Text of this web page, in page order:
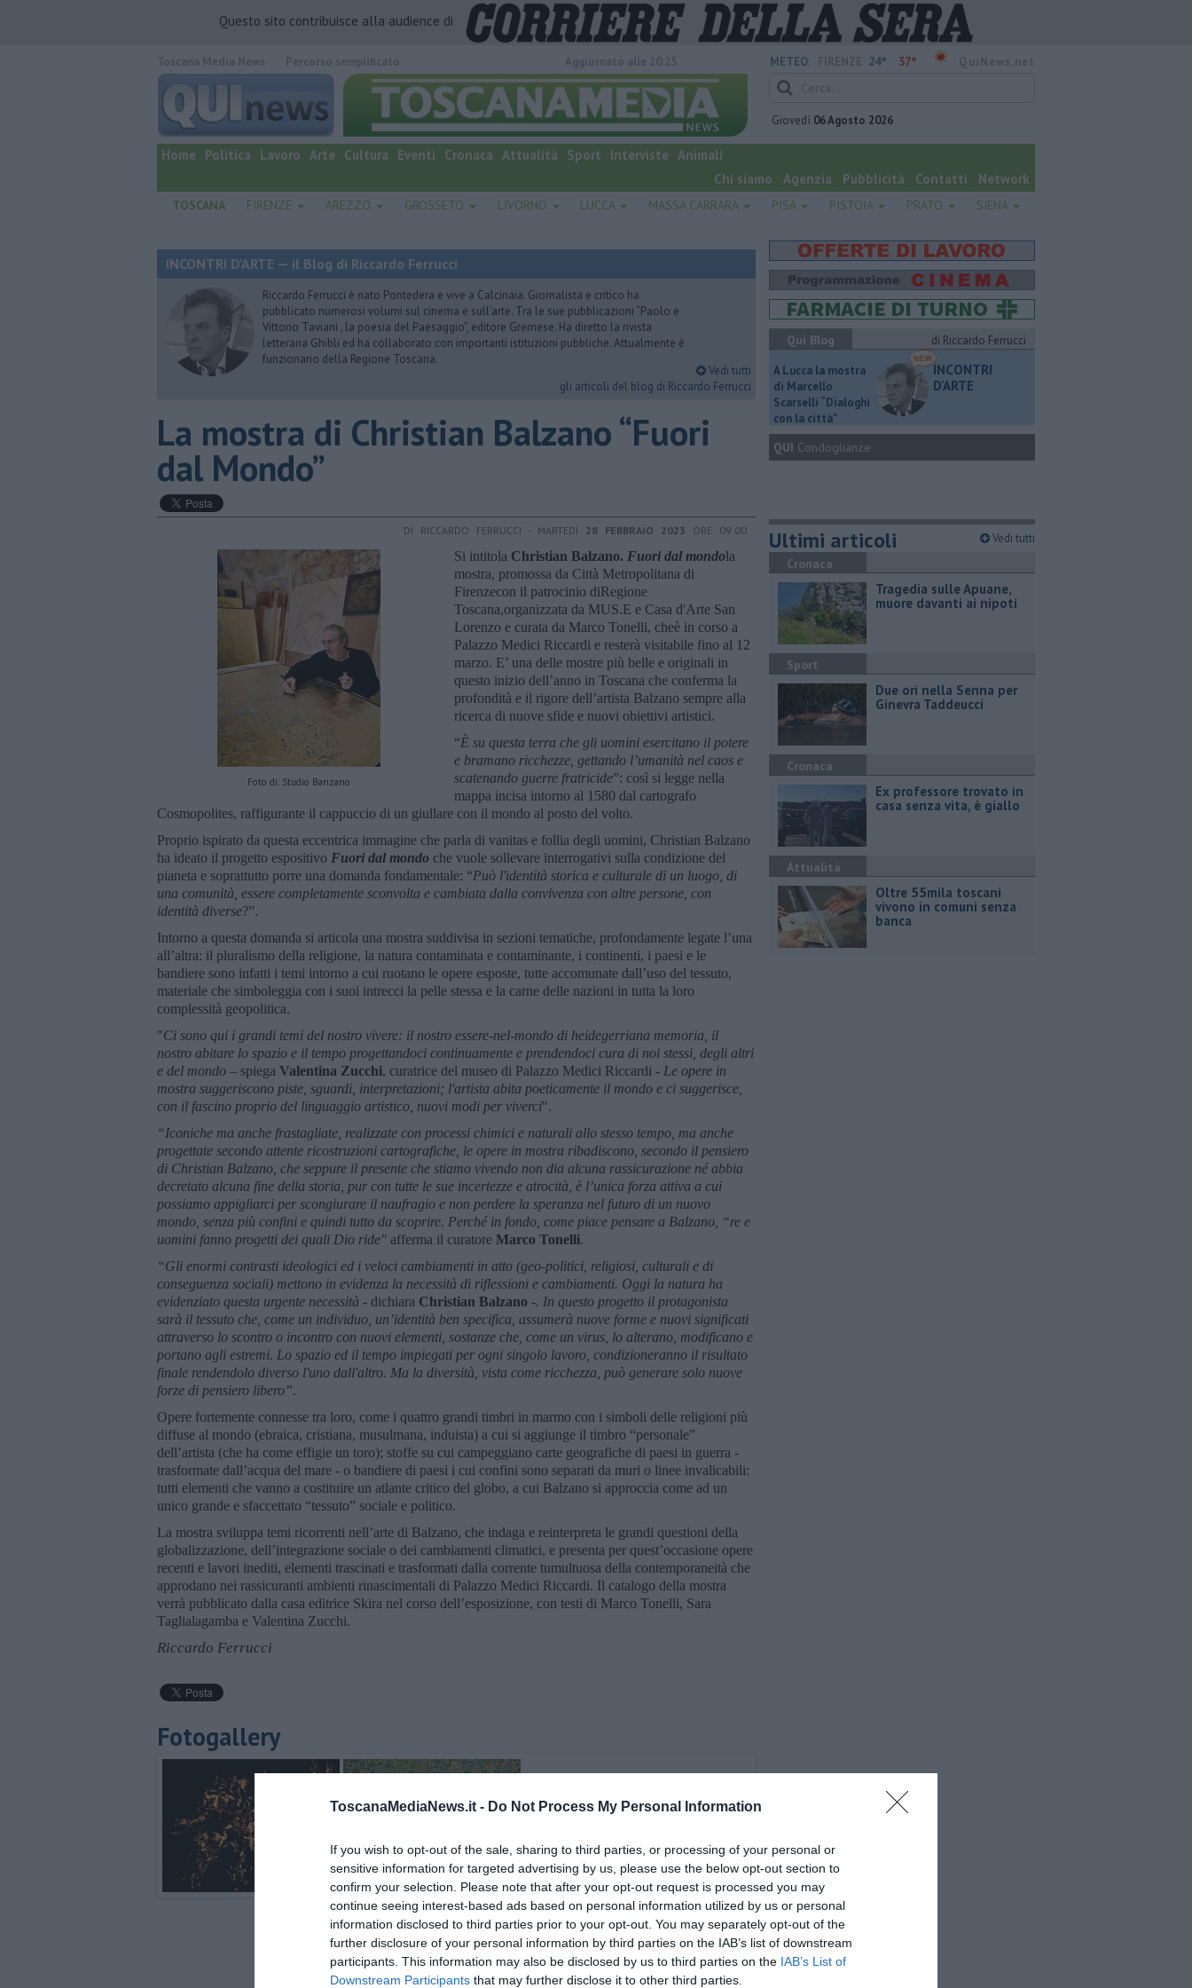
ToscanaMediaNews.it - Do Not Process My Personal Information
If you wish to opt-out of the sale, sharing to third parties, or processing of your personal or
sensitive information for targeted advertising by us, please use the below opt-out section to
confirm your selection. Please note that after your opt-out request is processed you may
continue seeing interest-based ads based on personal information utilized by us or personal
information disclosed to third parties prior to your opt-out. You may separately opt-out of the
further disclosure of your personal information by third parties on the IAB’s list of downstream
participants. This information may also be disclosed by us to third parties on the IAB’s List of
Downstream Participants that may further disclose it to other third parties.
Questo sito contribuisce alla audience di
quotidiano online.
METEO: 24° 37°
Giovedì 06 Agosto 2026
Home Politica Lavoro Arte Cultura Eventi Cronaca Attualità Sport Interviste Animali
Chi siamo
Agenzia Pubblicità Contatti Network
TOSCANA FIRENZE AREZZO GROSSETO LIVORNO LUCCA MASSA CARRARA PISA PISTOIA PRATO SIENA
INCONTRI D'ARTE — il Blog di Riccardo Ferrucci
Riccardo Ferrucci è nato Pontedera e vive a Calcinaia. Giornalista e critico ha
pubblicato numerosi volumi sul cinema e sull’arte. Tra le sue pubblicazioni “Paolo e
Vittorio Taviani , la poesia del Paesaggio”, editore Gremese. Ha diretto la rivista
letteraria Ghibli ed ha collaborato con importanti istituzioni pubbliche. Attualmente è
funzionario della Regione Toscana.
Vedi tutti
gli articoli del blog di Riccardo Ferrucci
La mostra di Christian Balzano “Fuori
dal Mondo”
DI RICCARDO FERRUCCI - MARTEDÌ 28 FEBBRAIO 2023 ORE 09:00
Foto di: Studio Banzano
Si intitola Christian Balzano. Fuori dal mondola
mostra, promossa da Città Metropolitana di
Firenzecon il patrocinio diRegione
Toscana,organizzata da MUS.E e Casa d'Arte San
Lorenzo e curata da Marco Tonelli, cheè in corso a
Palazzo Medici Riccardi e resterà visitabile fino al 12
marzo. E’ una delle mostre più belle e originali in
questo inizio dell’anno in Toscana che conferma la
profondità e il rigore dell’artista Balzano sempre alla
ricerca di nuove sfide e nuovi obiettivi artistici.
“È su questa terra che gli uomini esercitano il potere
e bramano ricchezze, gettando l’umanità nel caos e
scatenando guerre fratricide”: così si legge nella
mappa incisa intorno al 1580 dal cartografo
Cosmopolites, raffigurante il cappuccio di un giullare con il mondo al posto del volto.
Proprio ispirato da questa eccentrica immagine che parla di vanitas e follia degli uomini, Christian Balzano
ha ideato il progetto espositivo Fuori dal mondo che vuole sollevare interrogativi sulla condizione del
pianeta e soprattutto porre una domanda fondamentale: “Può l'identità storica e culturale di un luogo, di
una comunità, essere completamente sconvolta e cambiata dalla convivenza con altre persone, con
identità diverse?”.
Intorno a questa domanda si articola una mostra suddivisa in sezioni tematiche, profondamente legate l’una
all’altra: il pluralismo della religione, la natura contaminata e contaminante, i continenti, i paesi e le
bandiere sono infatti i temi intorno a cui ruotano le opere esposte, tutte accomunate dall’uso del tessuto,
materiale che simboleggia con i suoi intrecci la pelle stessa e la carne delle nazioni in tutta la loro
complessità geopolitica.
"Ci sono qui i grandi temi del nostro vivere: il nostro essere-nel-mondo di heidegerriana memoria, il
nostro abitare lo spazio e il tempo progettandoci continuamente e prendendoci cura di noi stessi, degli altri
e del mondo – spiega Valentina Zucchi, curatrice del museo di Palazzo Medici Riccardi - Le opere in
mostra suggeriscono piste, sguardi, interpretazioni; l'artista abita poeticamente il mondo e ci suggerisce,
con il fascino proprio del linguaggio artistico, nuovi modi per viverci".
“Iconiche ma anche frastagliate, realizzate con processi chimici e naturali allo stesso tempo, ma anche
progettate secondo attente ricostruzioni cartografiche, le opere in mostra ribadiscono, secondo il pensiero
di Christian Balzano, che seppure il presente che stiamo vivendo non dia alcuna rassicurazione né abbia
decretato alcuna fine della storia, pur con tutte le sue incertezze e atrocità, è l’unica forza attiva a cui
possiamo appigliarci per scongiurare il naufragio e non perdere la speranza nel futuro di un nuovo
mondo, senza più confini e quindi tutto da scoprire. Perché in fondo, come piace pensare a Balzano, “re e
uomini fanno progetti dei quali Dio ride" afferma il curatore Marco Tonelli.
“Gli enormi contrasti ideologici ed i veloci cambiamenti in atto (geo-politici, religiosi, culturali e di
conseguenza sociali) mettono in evidenza la necessità di riflessioni e cambiamenti. Oggi la natura ha
evidenziato questa urgente necessità - dichiara Christian Balzano -. In questo progetto il protagonista
sarà il tessuto che, come un individuo, un’identità ben specifica, assumerà nuove forme e nuovi significati
attraverso lo scontro o incontro con nuovi elementi, sostanze che, come un virus, lo alterano, modificano e
portano agli estremi. Lo spazio ed il tempo impiegati per ogni singolo lavoro, condizioneranno il risultato
finale rendendolo diverso l'uno dall'altro. Ma la diversità, vista come ricchezza, può generare solo nuove
forze di pensiero libero”.
Opere fortemente connesse tra loro, come i quattro grandi timbri in marmo con i simboli delle religioni più
diffuse al mondo (ebraica, cristiana, musulmana, induista) a cui si aggiunge il timbro “personale”
dell’artista (che ha come effigie un toro); stoffe su cui campeggiano carte geografiche di paesi in guerra -
trasformate dall’acqua del mare - o bandiere di paesi i cui confini sono separati da muri o linee invalicabili:
tutti elementi che vanno a costituire un atlante critico del globo, a cui Balzano si approccia come ad un
unico grande e sfaccettato “tessuto” sociale e politico.
La mostra sviluppa temi ricorrenti nell’arte di Balzano, che indaga e reinterpreta le grandi questioni della
globalizzazione, dell’integrazione sociale o dei cambiamenti climatici, e presenta per quest’occasione opere
recenti e lavori inediti, elementi trascinati e trasformati dalla corrente tumultuosa della contemporaneità che
approdano nei rassicuranti ambienti rinascimentali di Palazzo Medici Riccardi. Il catalogo della mostra
verrà pubblicato dalla casa editrice Skira nel corso dell’esposizione, con testi di Marco Tonelli, Sara
Taglialagamba e Valentina Zucchi.
Riccardo Ferrucci
Fotogallery
Qui Blog
di Riccardo Ferrucci
A Lucca la mostra
di Marcello
Scarselli “Dialoghi
con la città"
INCONTRI
D'ARTE
QUI Condoglianze
Ultimi articoli Vedi tutti
Cronaca
Tragedia sulle Apuane,
muore davanti ai nipoti
Sport
Due ori nella Senna per
Ginevra Taddeucci
Cronaca
Ex professore trovato in
casa senza vita, è giallo
Attualità
Oltre 55mila toscani
vivono in comuni senza
banca